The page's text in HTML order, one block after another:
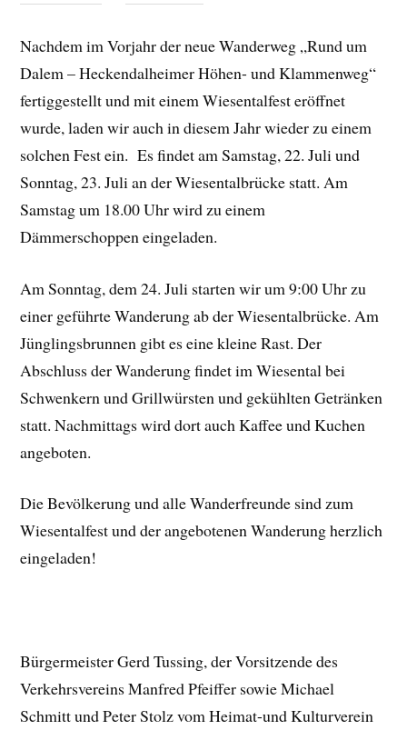
Nachdem im Vorjahr der neue Wanderweg „Rund um
Dalem – Heckendalheimer Höhen- und Klammenweg“
fertiggestellt und mit einem Wiesentalfest eröffnet
wurde, laden wir auch in diesem Jahr wieder zu einem
solchen Fest ein. Es findet am Samstag, 22. Juli und
Sonntag, 23. Juli an der Wiesentalbrücke statt. Am
Samstag um 18.00 Uhr wird zu einem
Dämmerschoppen eingeladen.
Am Sonntag, dem 24. Juli starten wir um 9:00 Uhr zu
einer geführte Wanderung ab der Wiesentalbrücke. Am
Jünglingsbrunnen gibt es eine kleine Rast. Der
Abschluss der Wanderung findet im Wiesental bei
Schwenkern und Grillwürsten und gekühlten Getränken
statt. Nachmittags wird dort auch Kaffee und Kuchen
angeboten.
Die Bevölkerung und alle Wanderfreunde sind zum
Wiesentalfest und der angebotenen Wanderung herzlich
eingeladen!
Bürgermeister Gerd Tussing, der Vorsitzende des
Verkehrsvereins Manfred Pfeiffer sowie Michael
Schmitt und Peter Stolz vom Heimat-und Kulturverein